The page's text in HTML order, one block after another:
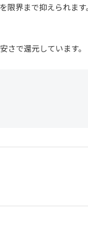
界まで抑えられます。
さで還元しています。